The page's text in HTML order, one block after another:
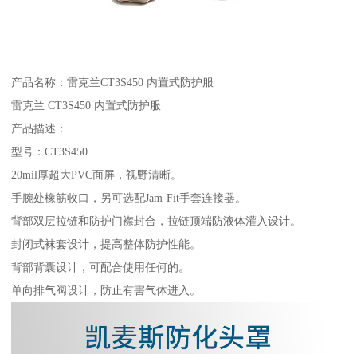
产品名称：雷克兰CT3S450 内置式防护服
雷克兰 CT3S450 内置式防护服
产品描述：
型号：CT3S450
20mil厚超大PVC面屏，视野清晰。
手腕处橡筋收口，另可选配Jam-Fit手套连接器。
背部双层拉链和防护门襟封合，拉链顶端防液体灌入设计。
封闭式袜套设计，提高整体防护性能。
背部背囊设计，可配合使用任何的。
单向排气阀设计，防止有害气体进入。